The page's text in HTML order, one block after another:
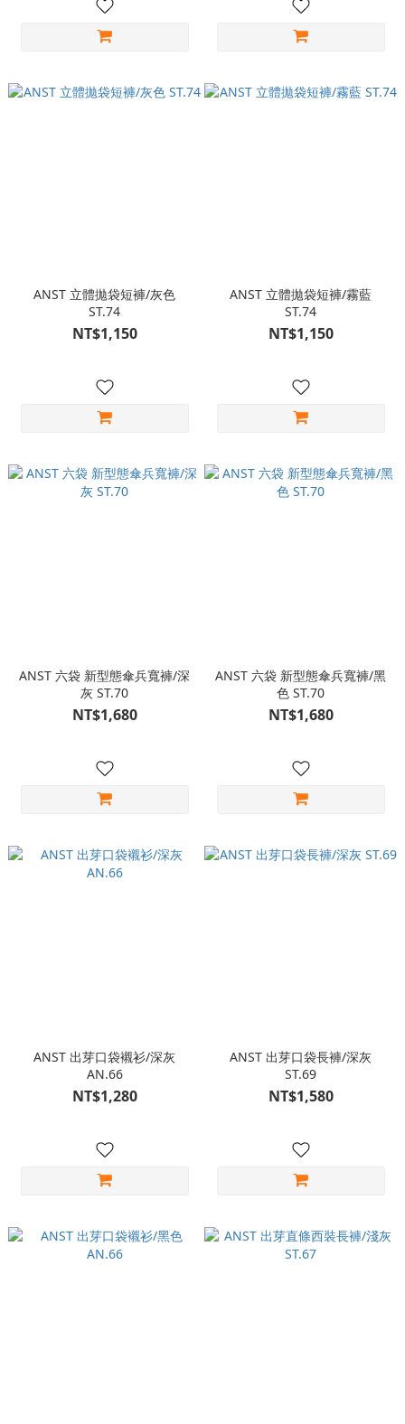
ANST 立體拋袋短褲/灰色
ST.74
NT$1,150
ANST 立體拋袋短褲/霧藍
ST.74
NT$1,150
ANST 六袋 新型態傘兵寬褲/深
灰 ST.70
NT$1,680
ANST 六袋 新型態傘兵寬褲/黑
色 ST.70
NT$1,680
ANST 出芽口袋襯衫/深灰
AN.66
NT$1,280
ANST 出芽口袋長褲/深灰
ST.69
NT$1,580